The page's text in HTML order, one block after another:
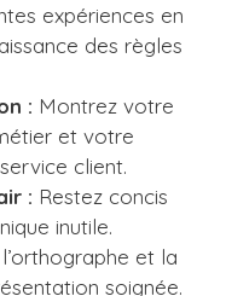
expériences en
des règles
: Montrez votre
et votre
client.
: Restez concis
inutile.
et la
soignée.